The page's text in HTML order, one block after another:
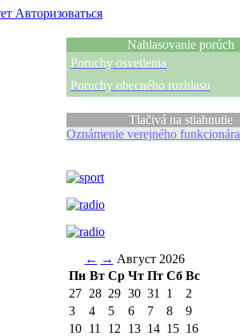
Авторизоваться
Nahlasovanie porúch
Poruchy osvetlenia
Poruchy obecného rozhlasu
Tlačivá na stiahnutie
Oznámenie verejného funkcionára
← → Август 2026
Пн Вт Ср Чт Пт Сб Вс
27 28 29 30 31 1
2
3
4 5 6 7 8
9
10 11 12 13 14 15 16